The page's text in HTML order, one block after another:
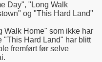
Day", "Long Walk
og "This Hard Land"
Walk Home" som ikke har
"This Hard Land" har blitt
fremført før selve